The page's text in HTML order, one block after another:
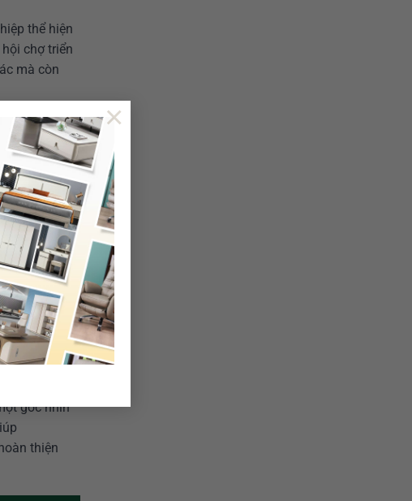
×
thể hiện
chợ triển
mà còn
bá năng
hội chợ
tế, đồng
giản, sang
cao cấp,
của
– tôn vinh
góc nhìn
thiện